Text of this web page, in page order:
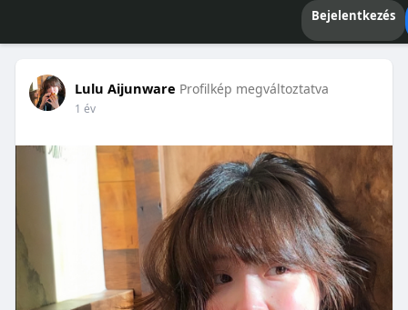
Bejelentkezés
Lulu Aijunware Profilkép megváltoztatva
1 év